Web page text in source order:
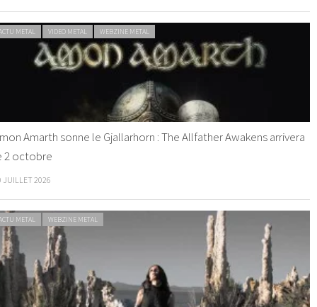
METAL VIDEO METAL WEBZINE METAL
Amarth sonne le Gjallarhorn : The Allfather Awakens arrivera
2 octobre
JUILLET 2026
METAL WEBZINE METAL